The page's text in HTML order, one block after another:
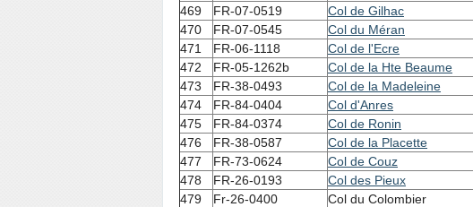
469
FR-07-0519 Col de Gilhac
470
FR-07-0545 Col du Méran
471
FR-06-1118 Col de l'Ecre
472
FR-05-1262b Col de la Hte Beaume
473
FR-38-0493 Col de la Madeleine
474
FR-84-0404 Col d'Anres
475
FR-84-0374 Col de Ronin
476
FR-38-0587 Col de la Placette
477
FR-73-0624 Col de Couz
478
FR-26-0193 Col des Pieux
479
Fr-26-0400 Col du Colombier